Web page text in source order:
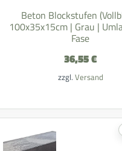
Beton Blockstufen
100x35x15cm | Grau |
Fase
36,55€
zzgl. Versand